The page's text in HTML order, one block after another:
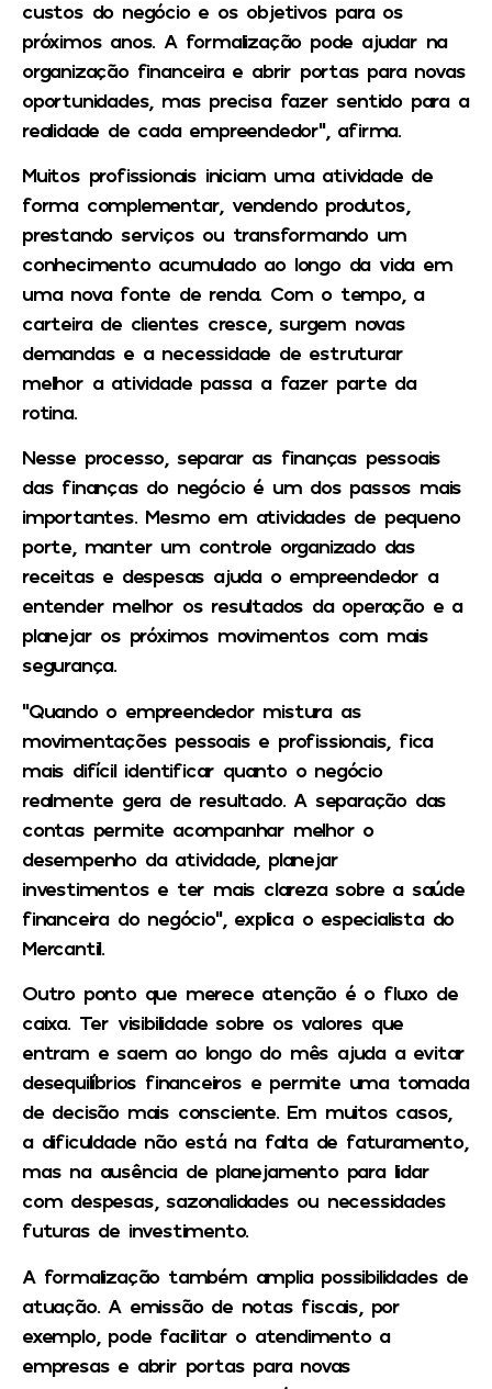
custos do negócio e os objetivos para os
próximos anos. A formalização pode ajudar na
organização financeira e abrir portas para novas
oportunidades, mas precisa fazer sentido para a
realidade de cada empreendedor”, afirma.
Muitos profissionais iniciam uma atividade de
forma complementar, vendendo produtos,
prestando serviços ou transformando um
conhecimento acumulado ao longo da vida em
uma nova fonte de renda. Com o tempo, a
carteira de clientes cresce, surgem novas
demandas e a necessidade de estruturar
melhor a atividade passa a fazer parte da
rotina.
Nesse processo, separar as finanças pessoais
das finanças do negócio é um dos passos mais
importantes. Mesmo em atividades de pequeno
porte, manter um controle organizado das
receitas e despesas ajuda o empreendedor a
entender melhor os resultados da operação e a
planejar os próximos movimentos com mais
segurança.
“Quando o empreendedor mistura as
movimentações pessoais e profissionais, fica
mais difícil identificar quanto o negócio
realmente gera de resultado. A separação das
contas permite acompanhar melhor o
desempenho da atividade, planejar
investimentos e ter mais clareza sobre a saúde
financeira do negócio”, explica o especialista do
Mercantil.
Outro ponto que merece atenção é o fluxo de
caixa. Ter visibilidade sobre os valores que
entram e saem ao longo do mês ajuda a evitar
desequilíbrios financeiros e permite uma tomada
de decisão mais consciente. Em muitos casos,
a dificuldade não está na falta de faturamento,
mas na ausência de planejamento para lidar
com despesas, sazonalidades ou necessidades
futuras de investimento.
A formalização também amplia possibilidades de
atuação. A emissão de notas fiscais, por
exemplo, pode facilitar o atendimento a
empresas e abrir portas para novas